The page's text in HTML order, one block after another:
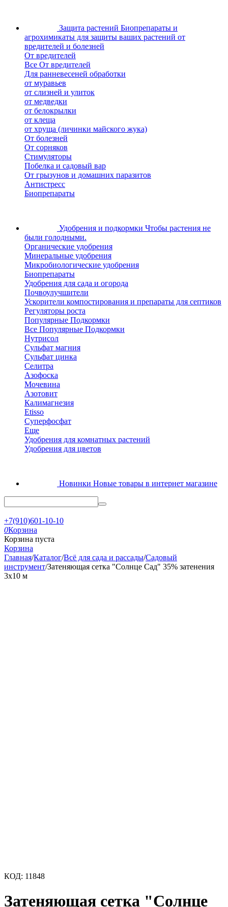
Защита растений Биопрепараты и
агрохимикаты для защиты ваших растений от
вредителей и болезней
От вредителей
Все От вредителей
Для ранневесеней обработки
от муравьев
от слизней и улиток
от медведки
от белокрылки
от клеща
от хруща (личинки майского жука)
От болезней
От сорняков
Стимуляторы
Побелка и садовый вар
От грызунов и домашних паразитов
Антистресс
Биопрепараты
Удобрения и подкормки Чтобы растения не
были голодными.
Органические удобрения
Минеральные удобрения
Микробиологические удобрения
Биопрепараты
Удобрения для сада и огорода
Почвоулучшители
Ускорители компостирования и препараты для септиков
Регуляторы роста
Популярные Подкормки
Все Популярные Подкормки
Нутрисол
Сульфат магния
Сульфат цинка
Селитра
Азофоска
Мочевина
Азотовит
Калимагнезия
Etisso
Суперфосфат
Еще
Удобрения для комнатных растений
Удобрения для цветов
Новинки Новые товары в интернет магазине
+7(910)601-10-10
0Корзина
Корзина пуста
Корзина
Главная/Каталог/Всё для сада и рассады/Садовый
инструмент/Затеняющая сетка "Солнце Сад" 35% затенения
3х10 м
КОД: 11848
Затеняющая сетка "Солнце